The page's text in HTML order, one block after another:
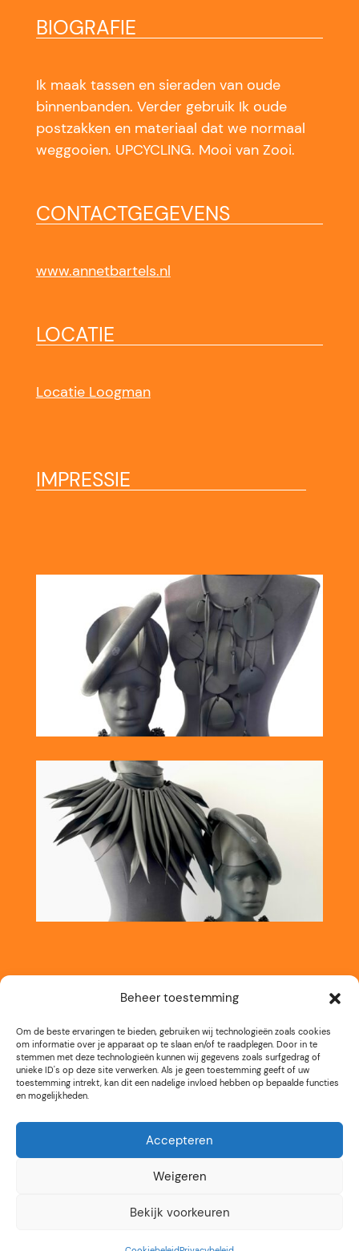
Beheer toestemming
Om de beste ervaringen te bieden, gebruiken wij technologieën zoals cookies
om informatie over je apparaat op te slaan en/of te raadplegen. Door in te
stemmen met deze technologieën kunnen wij gegevens zoals surfgedrag of
unieke ID's op deze site verwerken. Als je geen toestemming geeft of uw
toestemming intrekt, kan dit een nadelige invloed hebben op bepaalde functies
en mogelijkheden.
Accepteren
Weigeren
Bekijk voorkeuren
BIOGRAFIE
Ik maak tassen en sieraden van oude
binnenbanden. Verder gebruik Ik oude
postzakken en materiaal dat we normaal
weggooien. UPCYCLING. Mooi van Zooi.
CONTACTGEGEVENS
www.annetbartels.nl
LOCATIE
Locatie Loogman
IMPRESSIE
Kunstroute Aalsmeer
3e weekend september